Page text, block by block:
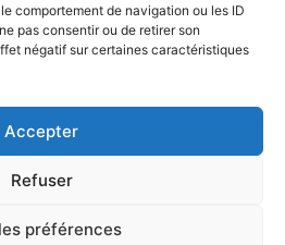
comportement de navigation ou les ID
pas consentir ou de retirer son
négatif sur certaines caractéristiques
Accepter
Refuser
préférences
La boutique
Abonnements
Contact
nous trouver ?
des données personnelles